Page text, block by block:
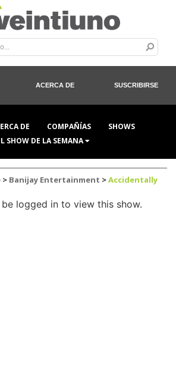
ACERCA DE SUSCRIBIRSE
DE COMPAÑÍAS
SHOWS
SHOW DE LA SEMANA
> Banijay Entertainment >Accidentally
logged in to view this show.